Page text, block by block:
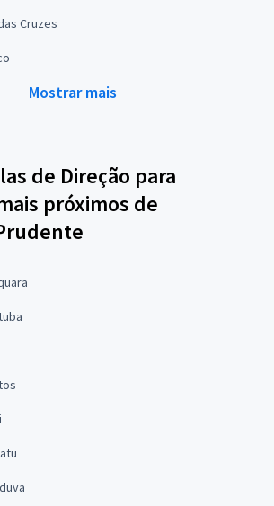
Cruzes
Mostrar mais
de Direção para
próximos de